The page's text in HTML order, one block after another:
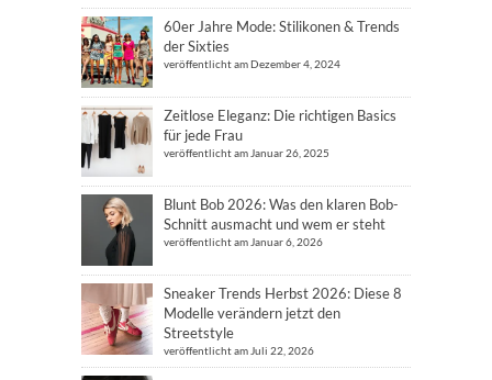
60er Jahre Mode: Stilikonen & Trends
der Sixties
veröffentlicht am Dezember 4, 2024
Zeitlose Eleganz: Die richtigen Basics
für jede Frau
veröffentlicht am Januar 26, 2025
Blunt Bob 2026: Was den klaren Bob-
Schnitt ausmacht und wem er steht
veröffentlicht am Januar 6, 2026
Sneaker Trends Herbst 2026: Diese 8
Modelle verändern jetzt den
Streetstyle
veröffentlicht am Juli 22, 2026